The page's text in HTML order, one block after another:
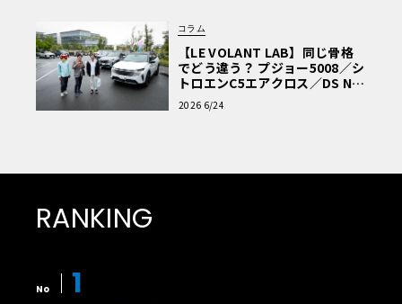
コラム
【LE VOLANT LAB】同じ骨格
でどう違う？ プジョー5008／シ
トロエンC5エアクロス／DS Nº4
読者一気乗りレポート
2026 6/24
RANKING
No 1